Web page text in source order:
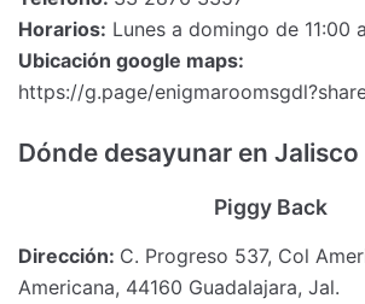
Horarios: Lunes a domingo de 11:00
Ubicación google maps:
https://g.page/
Dónde desayunar en Jalisco
Piggy Back
Dirección: C. Progreso 537, Col
Americana, 44160 Guadalajara, Jal.